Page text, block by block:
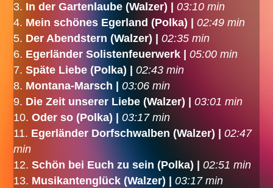
In der Gartenlaube (Walzer) |03:10 min
Mein schönes Egerland (Polka) |02:49 min
Der Abendstern (Walzer) |02:35 min
Egerländer Solistenfeuerwerk |05:00 min
Späte Liebe (Polka) |02:43 min
Montana-Marsch |03:06 min
Die Zeit unserer Liebe (Walzer) |03:01 min
Oder so (Polka) |03:17 min
Egerländer Dorfschwalben (Walzer) |02:47
min
Schön bei Euch zu sein (Polka) |02:51 min
Musikantenglück (Walzer) |03:17 min